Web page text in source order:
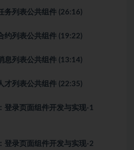
务列表公共组件 (26:16)
约列表公共组件 (19:22)
息列表公共组件 (13:14)
才列表公共组件 (22:35)
登录页面组件开发与实现-1
登录页面组件开发与实现-2